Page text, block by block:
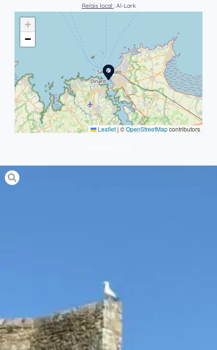
Relais local : Al-Lark
+
−
Leaflet | ©OpenStreetMapcontributors